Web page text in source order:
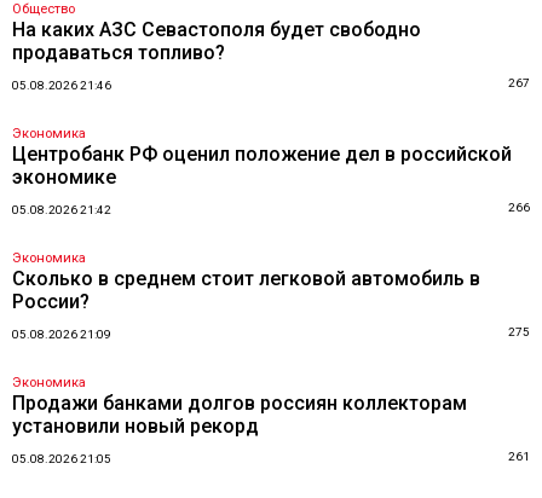
Общество
На каких АЗС Севастополя будет свободно
продаваться топливо?
05.08.2026 21:46 267
Экономика
Центробанк РФ оценил положение дел в российской
экономике
05.08.2026 21:42 266
Экономика
Сколько в среднем стоит легковой автомобиль в
России?
05.08.2026 21:09 275
Экономика
Продажи банками долгов россиян коллекторам
установили новый рекорд
05.08.2026 21:05 261